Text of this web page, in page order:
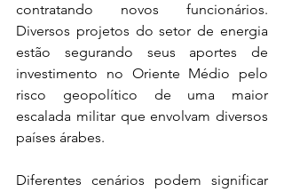
contratando novos funcionários.
Diversos projetos do setor de energia
estão segurando seus aportes de
investimento no Oriente Médio pelo
risco geopolítico de uma maior
escalada militar que envolvam diversos
países árabes.
Diferentes cenários podem significar